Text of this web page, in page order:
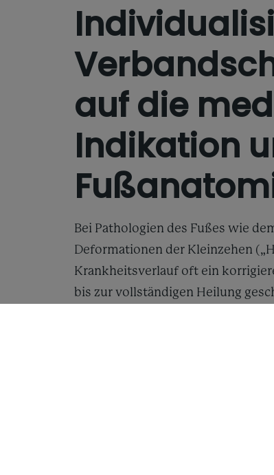
auf die
Indikation
Bei Pathologien des Fußes wie
Deformationen der Kleinzehen
Krankheitsverlauf oft ein
bis zur vollständigen Heilung